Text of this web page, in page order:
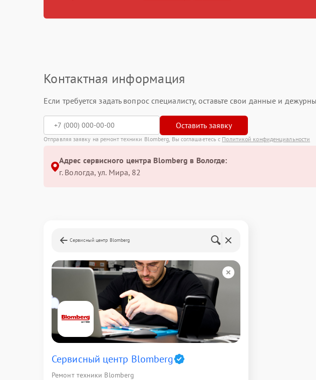
Контактная информация
Если требуется задать вопрос специалисту, оставьте свои данные и
Оставить заявку
Отправляя заявку на ремонт техники Blomberg, Вы соглашаетесь с Политикой конфиденциальности
Адрес сервисного центра Blomberg в Вологде:
г. Вологда, ул. Мира, 82
Сервисный центр Blomberg
Сервисный центр Blomberg
Ремонт техники Blomberg